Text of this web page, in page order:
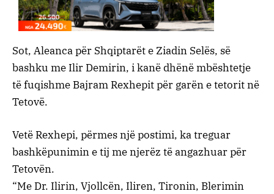
Sot, Aleanca për Shqiptarët e Ziadin Selës, së
bashku me Ilir Demirin, i kanë dhënë mbështetje
të fuqishme Bajram Rexhepit për garën e tetorit në
Tetovë.
Vetë Rexhepi, përmes një postimi, ka treguar
bashkëpunimin e tij me njerëz të angazhuar për
Tetovën.
“Me Dr. Ilirin, Vjollcën, Iliren, Tironin, Blerimin